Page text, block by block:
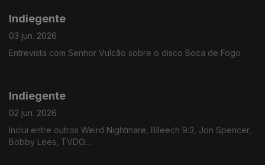
Indiegente
03 jun. 2026
Entrevista com Senhor Vulcão sobre o disco Boca de Fogo
Indiegente
02 jun. 2026
Inclui entre outros Weird Nightmare, Blleech 9:3, Jon Spencer,
Bobby Lees, TVDO....